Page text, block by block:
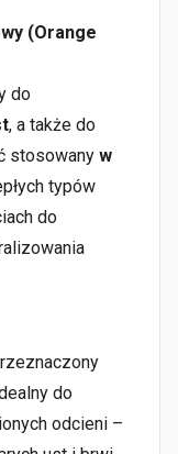
(Orange
do
, a także do
stosowany w
typów
do
do
odcieni –